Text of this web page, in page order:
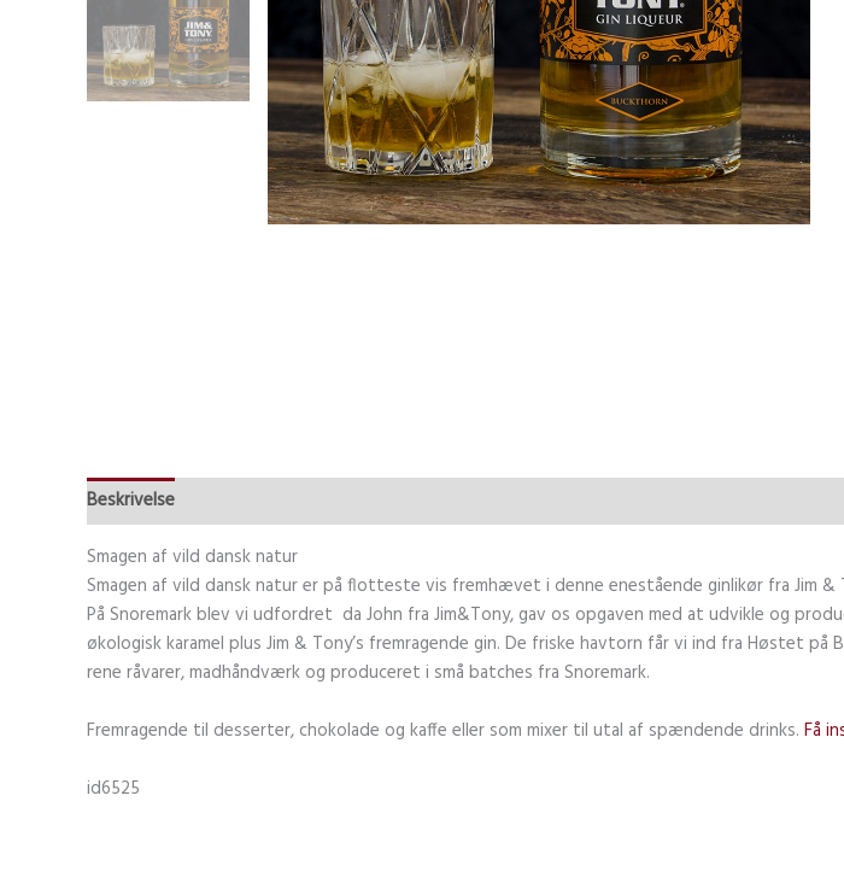
Beskrivelse
Smagen af vild dansk natur
Smagen af vild dansk natur er på flotteste vis fremhævet i denne enestående ginlikør fra Jim &
På Snoremark blev vi udfordret da John fra Jim&Tony, gav os opgaven med at udvikle og
økologisk karamel plus Jim & Tony’s fremragende gin. De friske havtorn får vi ind fra Høstet
rene råvarer, madhåndværk og produceret i små batches fra Snoremark.
Fremragende til desserter, chokolade og kaffe eller som mixer til utal af spændende drinks. Få
id6525